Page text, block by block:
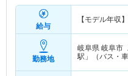
給与
【モデル年収】
勤務地
岐阜県 岐阜市
駅」（バス・車